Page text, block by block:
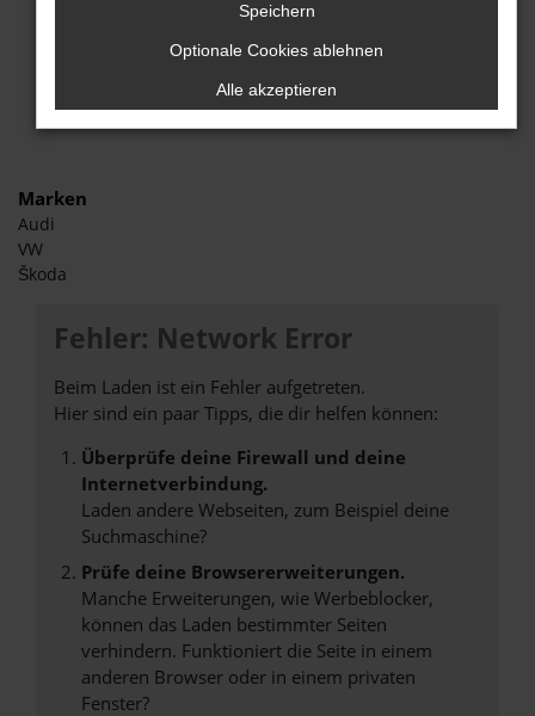
Marken
Audi
VW
Škoda
Fehler: Network Error
Beim Laden ist ein Fehler aufgetreten.
Hier sind ein paar Tipps, die dir helfen können:
Überprüfe deine Firewall und deine
Internetverbindung.
Laden andere Webseiten, zum Beispiel deine
Suchmaschine?
Prüfe deine Browsererweiterungen.
Manche Erweiterungen, wie Werbeblocker,
können das Laden bestimmter Seiten
verhindern. Funktioniert die Seite in einem
anderen Browser oder in einem privaten
Fenster?
Speichern
Optionale Cookies ablehnen
Alle akzeptieren